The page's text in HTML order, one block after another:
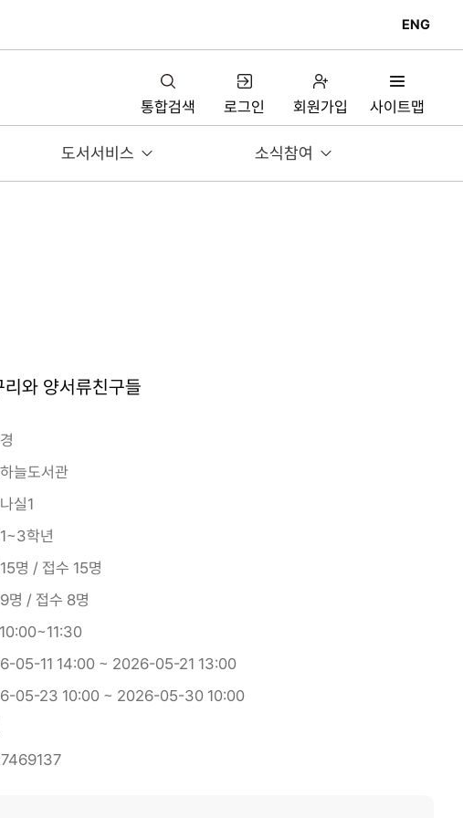
ENG
통합검색 로그인 회원가입 사이트맵
도서서비스 소식참여
리와 양서류친구들
늘도서관
실1
학년
명 / 접수 15명
명 / 접수 8명
05-11 14:00 ~ 2026-05-21 13:00
05-23 10:00 ~ 2026-05-30 10:00